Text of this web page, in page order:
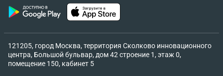
121205, город Москва, территория Сколково инновационного
центра, Большой бульвар, дом 42 строение 1, этаж 0,
помещение 150, кабинет 5